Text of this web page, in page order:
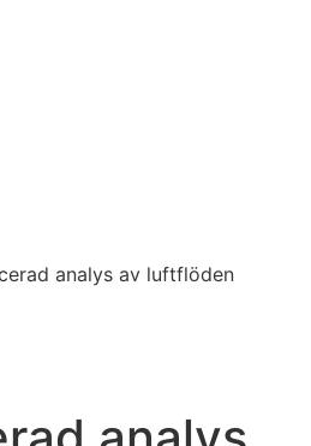
analys av luftflöden